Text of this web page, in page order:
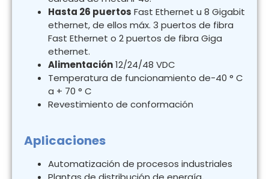
Hasta 26 puertos Fast Ethernet u 8 Gigabit
ethernet, de ellos máx. 3 puertos de fibra
Fast Ethernet o 2 puertos de fibra Giga
ethernet.
Alimentación12/24/48 VDC
Temperatura de funcionamiento de-40 ° C
a + 70 ° C
Revestimiento de conformación
Aplicaciones
Automatización de procesos industriales